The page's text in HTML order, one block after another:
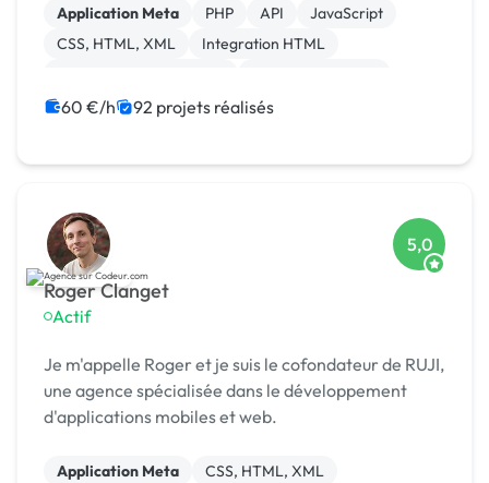
Application Meta PHP API
JavaScript
CSS, HTML, XML
Integration HTML
Ruby on Rails
Paypal
60 €/h 92 projets réalisés
Roger Clanget
Actif
5,0
Je m'appelle Roger et je suis le cofondateur de RUJI,
une agence spécialisée dans le développement
d'applications mobiles et web.
Application Meta
CSS, HTML, XML